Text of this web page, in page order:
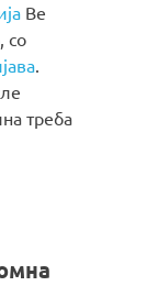
Ве
со
треба